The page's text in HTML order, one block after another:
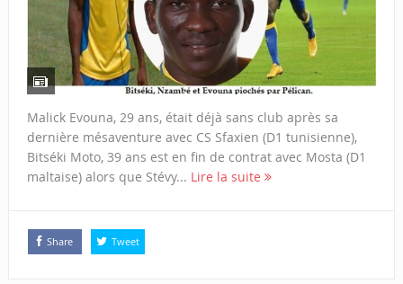
Malick Evouna, 29 ans, était déjà sans club après sa
dernière mésaventure avec CS Sfaxien (D1 tunisienne),
Bitséki Moto, 39 ans est en fin de contrat avec Mosta (D1
maltaise) alors que Stévy... Lire la suite
Share Tweet